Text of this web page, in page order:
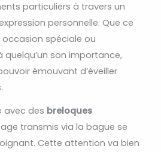
particuliers à travers un
personnelle. Que ce
spéciale ou
son importance,
émouvant d’éveiller
avec des breloques
transmis via la bague se
Cette attention va bien